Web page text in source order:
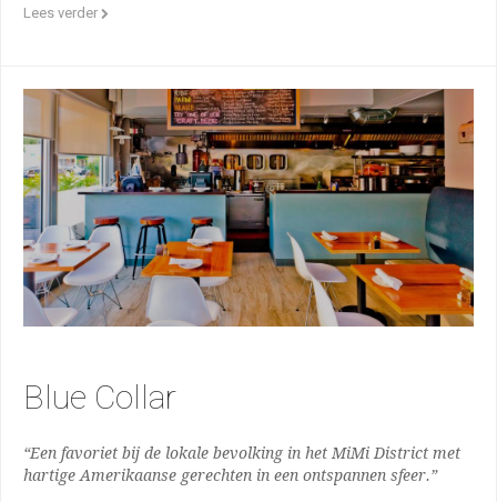
Lees verder
Blue Collar
“Een favoriet bij de lokale bevolking in het MiMi District met
hartige Amerikaanse gerechten in een ontspannen sfeer.”